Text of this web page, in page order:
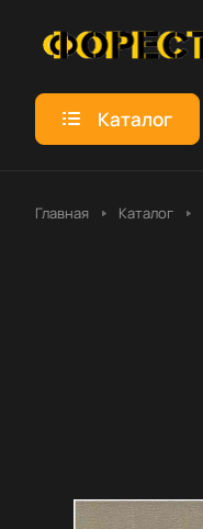
Каталог
Главная Каталог